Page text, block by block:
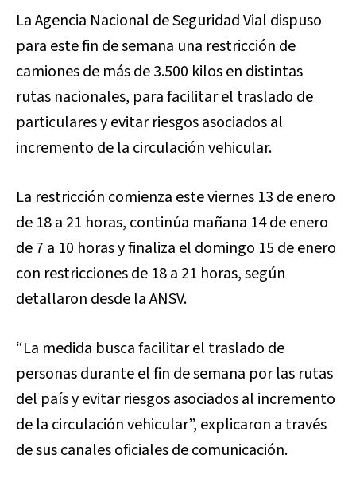
La Agencia Nacional de Seguridad Vial dispuso
para este fin de semana una restricción de
camiones de más de 3.500 kilos en distintas
rutas nacionales, para facilitar el traslado de
particulares y evitar riesgos asociados al
incremento de la circulación vehicular.
La restricción comienza este viernes 13 de enero
de 18 a 21 horas, continúa mañana 14 de enero
de 7 a 10 horas y finaliza el domingo 15 de enero
con restricciones de 18 a 21 horas, según
detallaron desde la ANSV.
“La medida busca facilitar el traslado de
personas durante el fin de semana por las rutas
del país y evitar riesgos asociados al incremento
de la circulación vehicular”, explicaron a través
de sus canales oficiales de comunicación.